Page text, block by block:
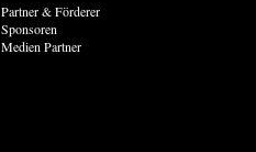
Partner & Förderer
Sponsoren
Medien Partner